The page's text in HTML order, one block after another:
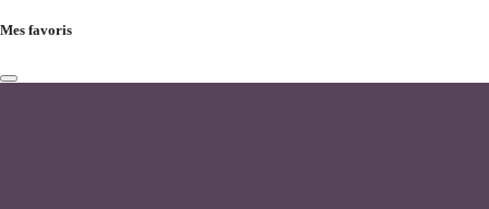
Mes favoris